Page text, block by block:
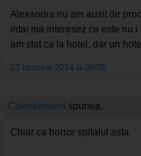
Alexandra nu am auzit de
intai ma interesez ce este nu
am stat ca la hotel, dar un
23 ianuarie 2014 la 00:05
Colectionarul spunea...
Chiar ca horror spitalul asta